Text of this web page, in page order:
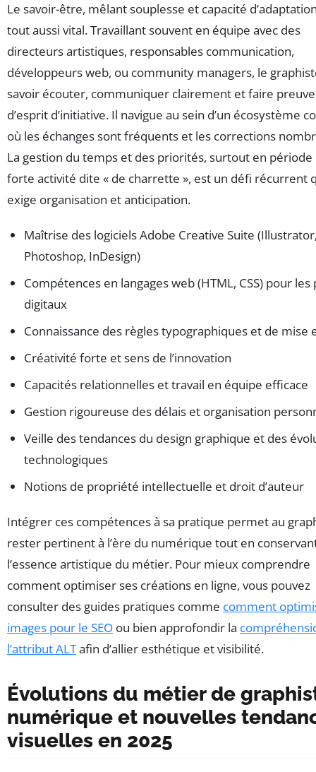
Le savoir-être, mêlant souplesse et capacité
tout aussi vital. Travaillant souvent en équipe avec des
directeurs artistiques, responsables communication,
développeurs web, ou community managers, le
savoir écouter, communiquer clairement et faire preuve
d’esprit d’initiative. Il navigue au sein d’un écosystème
où les échanges sont fréquents et les corrections
La gestion du temps et des priorités, surtout en période
forte activité dite « de charrette », est un défi récurrent
exige organisation et anticipation.
Maîtrise des logiciels Adobe Creative Suite
Photoshop, InDesign)
Compétences en langages web (HTML, CSS) pour
digitaux
Connaissance des règles typographiques et de mise
Créativité forte et sens de l’innovation
Capacités relationnelles et travail en équipe efficace
Gestion rigoureuse des délais et organisation
Veille des tendances du design graphique et des
technologiques
Notions de propriété intellectuelle et droit d’auteur
Intégrer ces compétences à sa pratique permet au
rester pertinent à l’ère du numérique tout en
l’essence artistique du métier. Pour mieux comprendre
comment optimiser ses créations en ligne, vous pouvez
consulter des guides pratiques comme comment
images pour le SEO ou bien approfondir la
l’attribut ALTafin d’allier esthétique et visibilité.
Évolutions du métier de
numérique et nouvelles
visuelles en 2025